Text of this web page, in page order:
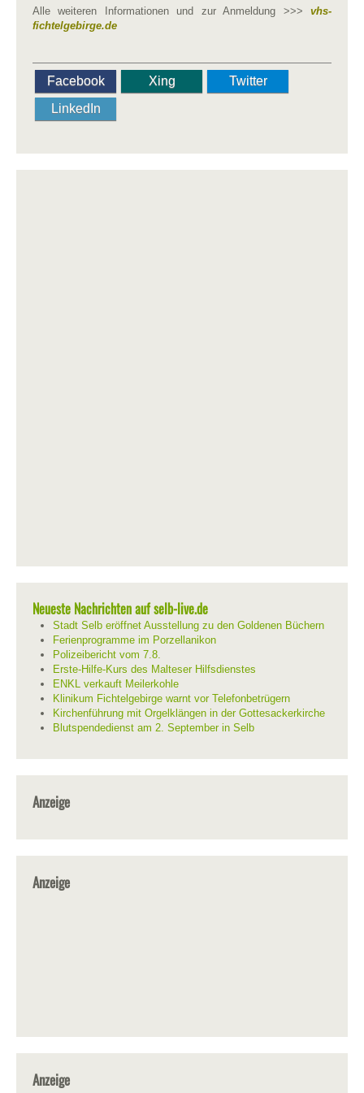
Alle weiteren Informationen und zur Anmeldung >>> vhs-
fichtelgebirge.de
Facebook Xing
Twitter
LinkedIn
Neueste Nachrichten auf selb-live.de
Stadt Selb eröffnet Ausstellung zu den Goldenen Büchern
Ferienprogramme im Porzellanikon
Polizeibericht vom 7.8.
Erste-Hilfe-Kurs des Malteser Hilfsdienstes
ENKL verkauft Meilerkohle
Klinikum Fichtelgebirge warnt vor Telefonbetrügern
Kirchenführung mit Orgelklängen in der Gottesackerkirche
Blutspendedienst am 2. September in Selb
Anzeige
Anzeige
Anzeige